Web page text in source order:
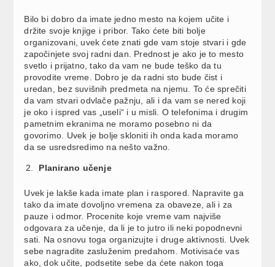
Bilo bi dobro da imate jedno mesto na kojem učite i
držite svoje knjige i pribor. Tako ćete biti bolje
organizovani, uvek ćete znati gde vam stoje stvari i gde
započinjete svoj radni dan. Prednost je ako je to mesto
svetlo i prijatno, tako da vam ne bude teško da tu
provodite vreme. Dobro je da radni sto bude čist i
uredan, bez suvišnih predmeta na njemu. To će sprečiti
da vam stvari odvlače pažnju, ali i da vam se nered koji
je oko i ispred vas „useli“ i u misli. O telefonima i drugim
pametnim ekranima ne moramo posebno ni da
govorimo. Uvek je bolje skloniti ih onda kada moramo
da se usredsredimo na nešto važno.
Planirano učenje
Uvek je lakše kada imate plan i raspored. Napravite ga
tako da imate dovoljno vremena za obaveze, ali i za
pauze i odmor. Procenite koje vreme vam najviše
odgovara za učenje, da li je to jutro ili neki popodnevni
sati. Na osnovu toga organizujte i druge aktivnosti. Uvek
sebe nagradite zasluženim predahom. Motivisaće vas
ako, dok učite, podsetite sebe da ćete nakon toga